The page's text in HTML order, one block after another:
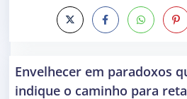
Envelhecer em paradoxos
indique o caminho para